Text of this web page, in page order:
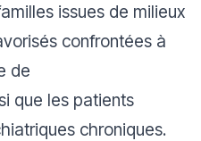
issues de milieux
confrontées à
de
que les patients
chroniques.